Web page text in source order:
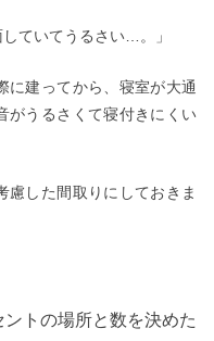
ていてうるさい…。」
に建ってから、寝室が大通
がうるさくて寝付きにくい
慮した間取りにしておきま
トの場所と数を決めた